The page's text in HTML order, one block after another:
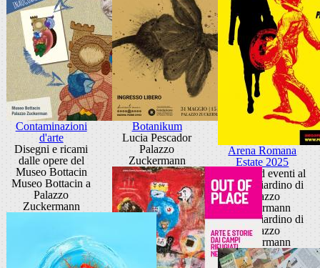
Contaminazioni
d'arte
Disegni e ricami
dalle opere del
Museo Bottacin
Museo Bottacin a
Palazzo
Zuckermann
Botanikum
Lucia Pescador
Palazzo
Zuckermann
Arena Romana
Estate 2025
cinema ed eventi al
Teatro Giardino di
Palazzo
Zuckermann
Teatro Giardino di
Palazzo
Zuckermann